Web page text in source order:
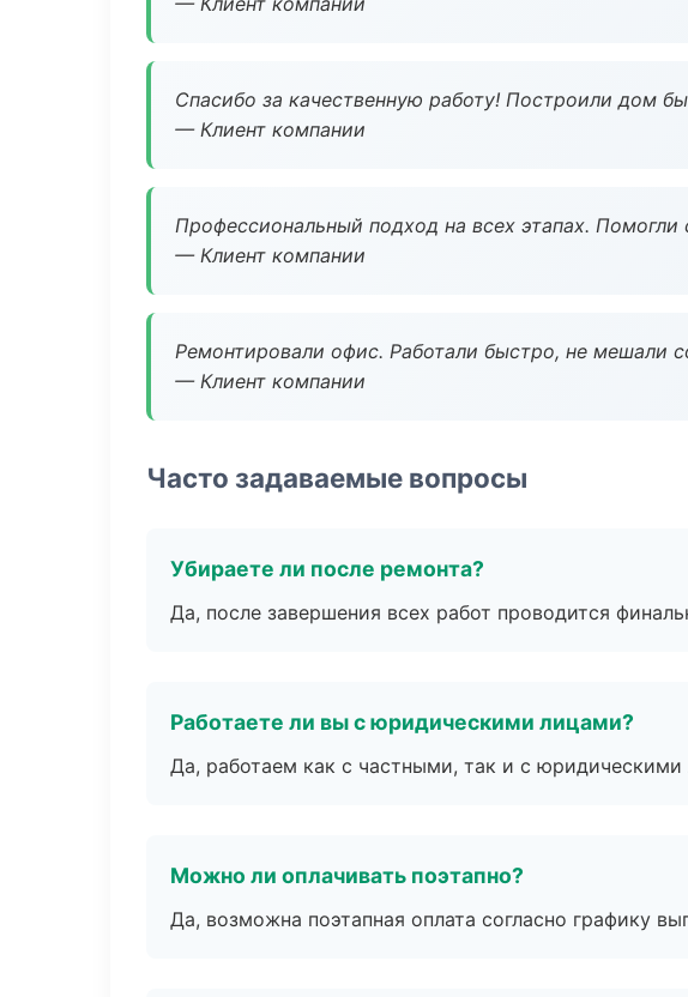
Спасибо за качественную работу! Построили дом
— Клиент компании
Профессиональный подход на всех этапах.
— Клиент компании
Ремонтировали офис. Работали быстро, не мешали
— Клиент компании
Часто задаваемые вопросы
Убираете ли после ремонта?
Да, после завершения всех работ проводится
Работаете ли вы с юридическими лицами?
Да, работаем как с частными, так и с
Можно ли оплачивать поэтапно?
Да, возможна поэтапная оплата согласно графику